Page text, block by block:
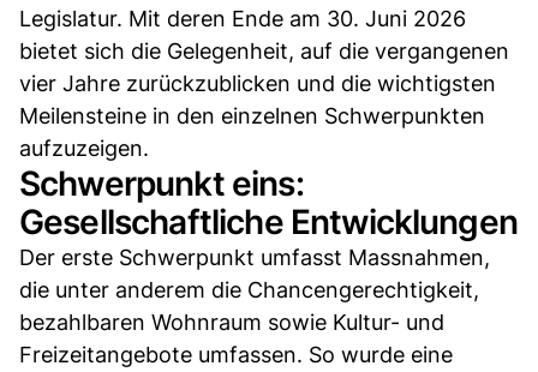
Legislatur. Mit deren Ende am 30. Juni 2026
bietet sich die Gelegenheit, auf die vergangenen
vier Jahre zurückzublicken und die wichtigsten
Meilensteine in den einzelnen Schwerpunkten
aufzuzeigen.
Schwerpunkt eins:
Gesellschaftliche Entwicklungen
Der erste Schwerpunkt umfasst Massnahmen,
die unter anderem die Chancengerechtigkeit,
bezahlbaren Wohnraum sowie Kultur- und
Freizeitangebote umfassen. So wurde eine